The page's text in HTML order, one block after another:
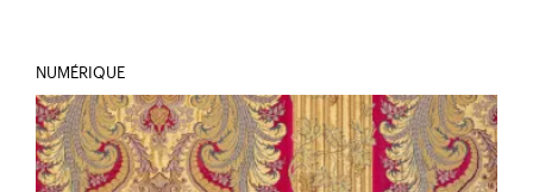
NUMÉRIQUE